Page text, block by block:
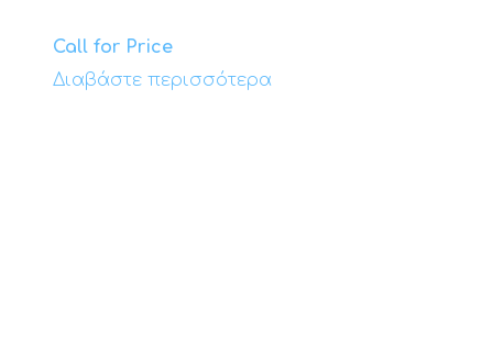
Call for Price
Διαβάστε περισσότερα